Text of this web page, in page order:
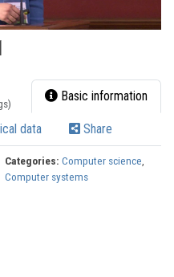
Basic information
data Share
Categories: Computer science,
Computer systems